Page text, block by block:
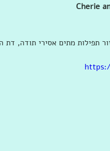
Cherie
תפילות מתים אסירי תודה, דת